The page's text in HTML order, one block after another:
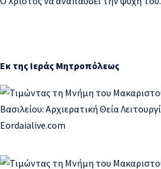
Εκ της Ιεράς Μητροπόλεως